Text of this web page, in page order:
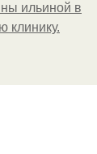
ильиной в
клинику.